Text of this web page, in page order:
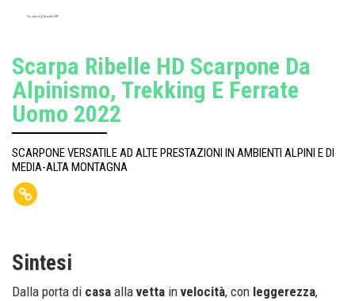
Scarpa Ribelle HD
Scarpa Ribelle HD Scarpone Da
Alpinismo, Trekking E Ferrate
Uomo 2022
SCARPONE VERSATILE AD ALTE PRESTAZIONI IN AMBIENTI ALPINI E DI
MEDIA-ALTA MONTAGNA
Sintesi
Dalla porta di casa alla vetta in velocità, con leggerezza,